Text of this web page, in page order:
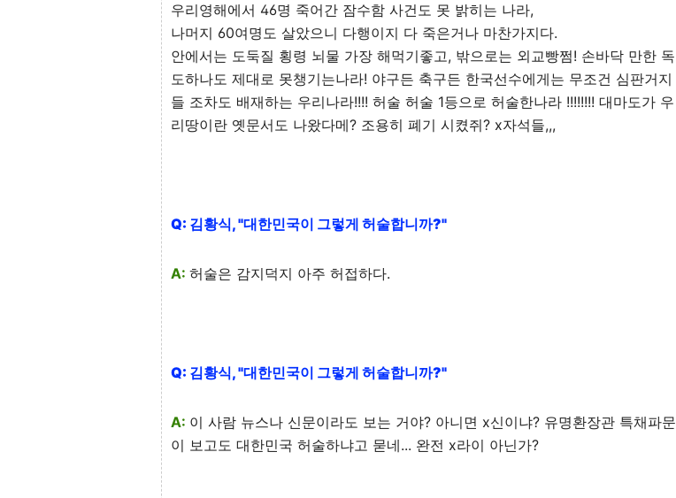
우리영해에서 46명 죽어간 잠수함 사건도 못 밝히는 나라,
나머지 60여명도 살았으니 다행이지 다 죽은거나 마찬가지다.
안에서는 도둑질 횡령 뇌물 가장 해먹기좋고, 밖으로는 외교빵쩜! 손바닥 만한 독
도하나도 제대로 못챙기는나라! 야구든 축구든 한국선수에게는 무조건 심판거지
들 조차도 배재하는 우리나라!!!! 허술 허술 1등으로 허술한나라 !!!!!!!! 대마도가 우
리땅이란 옛문서도 나왔다메? 조용히 폐기 시켰쥐? x자석들,,,
Q: 김황식, "대한민국이 그렇게 허술합니까?"
A: 허술은 감지덕지 아주 허접하다.
Q: 김황식, "대한민국이 그렇게 허술합니까?"
A: 이 사람 뉴스나 신문이라도 보는 거야? 아니면 x신이냐? 유명환장관 특채파문
이 보고도 대한민국 허술하냐고 묻네... 완전 x라이 아닌가?